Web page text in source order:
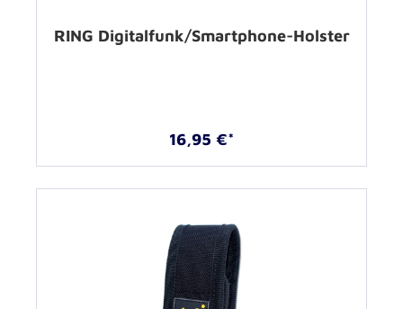
RING Digitalfunk/Smartphone-Holster
16,95 €*